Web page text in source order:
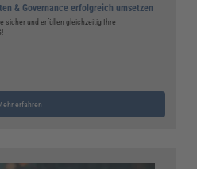
& Governance erfolgreich umsetzen
sicher und erfüllen gleichzeitig Ihre
erfahren